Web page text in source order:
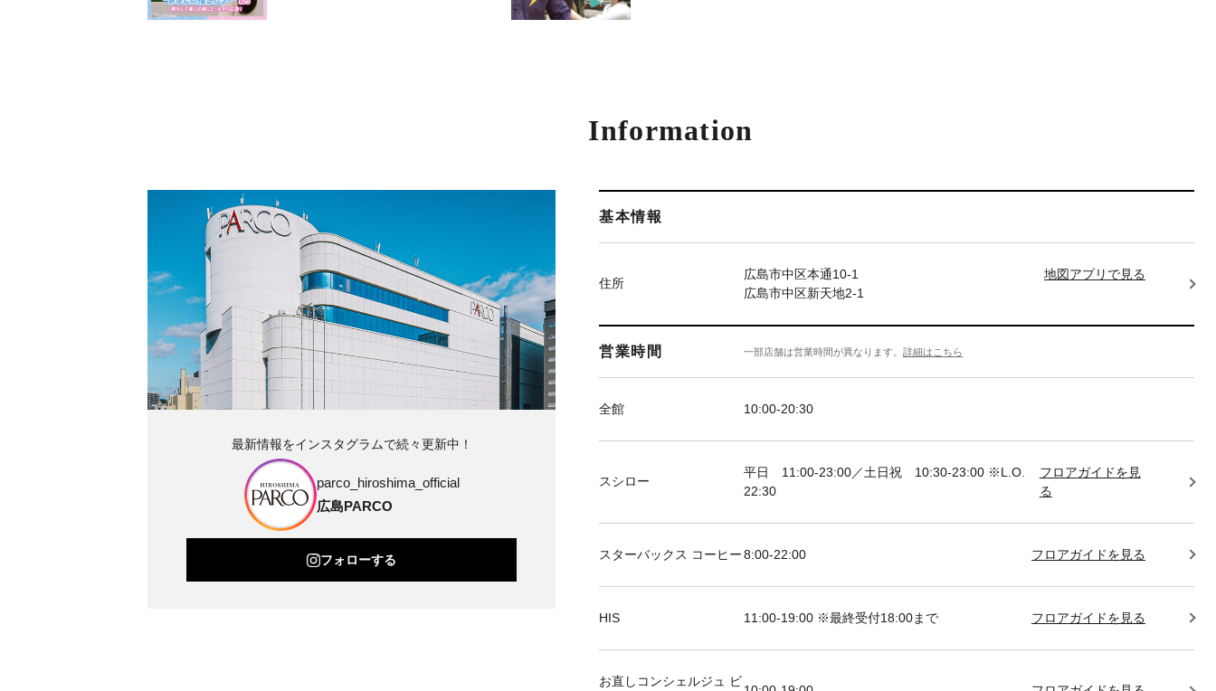
Information
基本情報
住所
広島市中区本通10-1
広島市中区新天地2-1
地図アプリで見る
営業時間 一部店舗は営業時間が異なります。詳細はこちら
全館 10:00-20:30
スシロー
平日 11:00-23:00／土日祝 10:30-23:00 ※L.O.
22:30
フロアガイドを見
る
スターバックス コーヒー 8:00-22:00 フロアガイドを見る
HIS 11:00-19:00 ※最終受付18:00まで フロアガイドを見る
お直しコンシェルジュ ビ
最新情報をインスタグラムで続々更新中！
parco_hiroshima_official
広島PARCO
フォローする